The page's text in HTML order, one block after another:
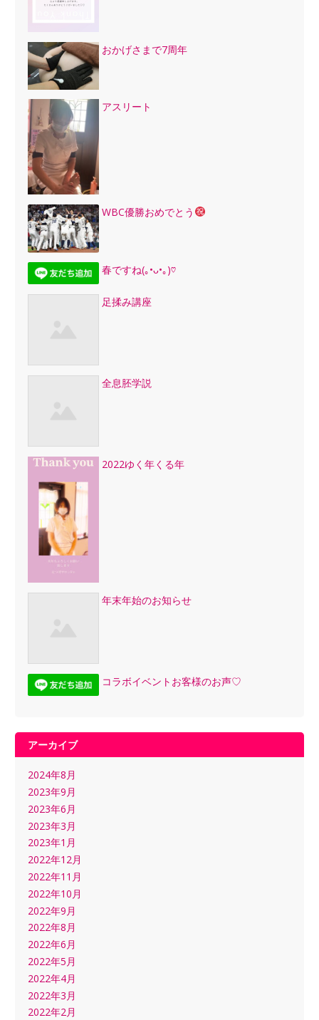
おかげさまで7周年
アスリート
WBC優勝おめでとう
春ですね(｡•ᴗ•｡)♡
足揉み講座
全息胚学説
2022ゆく年くる年
年末年始のお知らせ
コラボイベントお客様のお声♡
アーカイブ
2024年8月
2023年9月
2023年6月
2023年3月
2023年1月
2022年12月
2022年11月
2022年10月
2022年9月
2022年8月
2022年6月
2022年5月
2022年4月
2022年3月
2022年2月